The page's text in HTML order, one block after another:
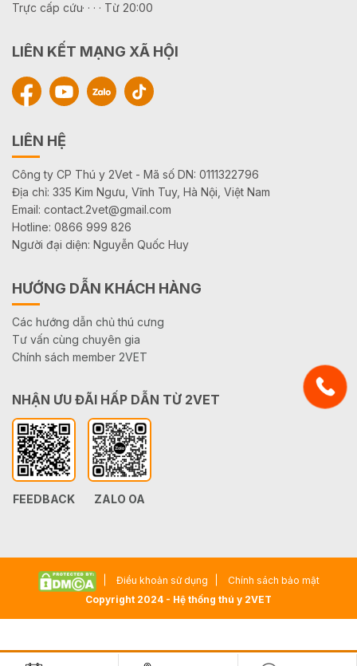
Trực cấp cứu· · · · Từ 20:00
LIÊN KẾT MẠNG XÃ HỘI
LIÊN HỆ
Công ty CP Thú y 2Vet - Mã số DN: 0111322796
Địa chỉ: 335 Kim Ngưu, Vĩnh Tuy, Hà Nội, Việt Nam
Email: contact.2vet@gmail.com
Hotline: 0866 999 826
Người đại diện: Nguyễn Quốc Huy
HƯỚNG DẪN KHÁCH HÀNG
Các hướng dẫn chủ thú cưng
Tư vấn cùng chuyên gia
Chính sách member 2VET
NHẬN ƯU ĐÃI HẤP DẪN TỪ 2VET
FEEDBACK ZALO OA
Điều khoản sử dụng
Chính sách bảo mật
Copyright 2024 - Hệ thống thú y 2VET